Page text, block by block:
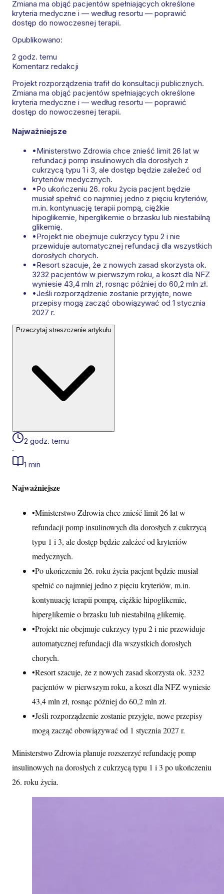
Zmiana ma objąć pacjentów spełniających określone
kryteria medyczne i — według resortu — poprawić
dostęp do nowoczesnej terapii.
Opublikowano:
2 godz. temu
Komentarz redakcji
Projekt rozporządzenia trafił do konsultacji publicznych.
Zmiana ma objąć pacjentów spełniających określone
kryteria medyczne i — według resortu — poprawić
dostęp do nowoczesnej terapii.
Najważniejsze
•Ministerstwo Zdrowia chce znieść limit 26 lat w
refundacji pomp insulinowych dla dorosłych z
cukrzycą typu 1 i 3, ale dostęp będzie zależeć od
kryteriów medycznych.
•Po ukończeniu 26. roku życia pacjent będzie
musiał spełnić co najmniej jedno z pięciu kryteriów,
m.in. kontynuację terapii pompą, ciężkie
hipoglikemie, hiperglikemie o brzasku lub niestabilną
glikemię.
•Projekt nie obejmuje cukrzycy typu 2 i nie
przewiduje automatycznej refundacji dla wszystkich
dorosłych chorych.
•Resort szacuje, że z nowych zasad skorzysta ok.
3232 pacjentów w pierwszym roku, a koszt dla NFZ
wyniesie 43,4 mln zł, rosnąc później do 60,2 mln zł.
•Jeśli rozporządzenie zostanie przyjęte, nowe
przepisy mogą zacząć obowiązywać od 1 stycznia
2027 r.
Przeczytaj streszczenie artykułu
2 godz. temu
·
1 min
Najważniejsze
•Ministerstwo Zdrowia chce znieść limit 26 lat w
refundacji pomp insulinowych dla dorosłych z cukrzycą
typu 1 i 3, ale dostęp będzie zależeć od kryteriów
medycznych.
•Po ukończeniu 26. roku życia pacjent będzie musiał
spełnić co najmniej jedno z pięciu kryteriów, m.in.
kontynuację terapii pompą, ciężkie hipoglikemie,
hiperglikemie o brzasku lub niestabilną glikemię.
•Projekt nie obejmuje cukrzycy typu 2 i nie przewiduje
automatycznej refundacji dla wszystkich dorosłych
chorych.
•Resort szacuje, że z nowych zasad skorzysta ok. 3232
pacjentów w pierwszym roku, a koszt dla NFZ wyniesie
43,4 mln zł, rosnąc później do 60,2 mln zł.
•Jeśli rozporządzenie zostanie przyjęte, nowe przepisy
mogą zacząć obowiązywać od 1 stycznia 2027 r.
Ministerstwo Zdrowia planuje rozszerzyć refundację pomp
insulinowych na dorosłych z cukrzycą typu 1 i 3 po ukończeniu
26. roku życia.